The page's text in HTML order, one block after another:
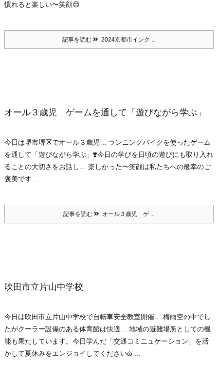
慣れると楽しい〜笑顔😊
記事を読む 2024京都市インク ...
オール３歳児 ゲームを通して「遊びながら学ぶ」
今日は堺市堺区でオール３歳児… ランニングバイクを使ったゲーム
を通して「遊びながら学ぶ」❣️今日の学びを日頃の遊びにも取り入れ
ることの大切さをお話し… 楽しかった〜笑顔は私たちへの最幸のご
褒美です ...
記事を読む オール３歳児 ゲ ...
吹田市立片山中学校
今日は吹田市立片山中学校で自転車安全教室開催… 梅雨空の中でし
たがクーラー設備のある体育館は快適… 地域の避難場所としての機
能も果たしています。今日学んだ「交通コミニュケーション」を活
かして夏休みをエンジョイしてくださいὠ ...